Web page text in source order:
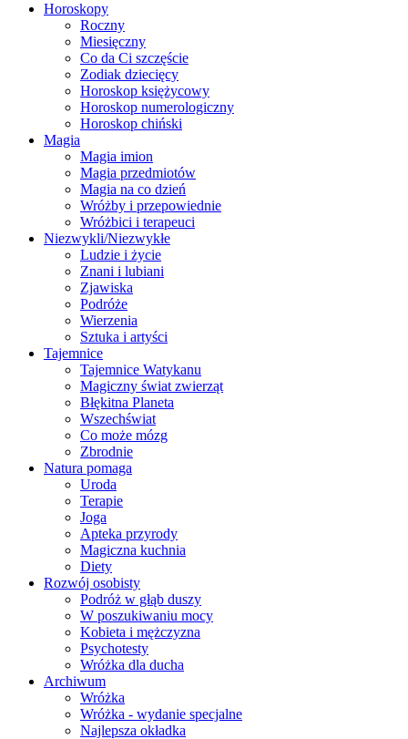
Horoskopy
Roczny
Miesięczny
Co da Ci szczęście
Zodiak dziecięcy
Horoskop księżycowy
Horoskop numerologiczny
Horoskop chiński
Magia
Magia imion
Magia przedmiotów
Magia na co dzień
Wróżby i przepowiednie
Wróżbici i terapeuci
Niezwykli/Niezwykłe
Ludzie i życie
Znani i lubiani
Zjawiska
Podróże
Wierzenia
Sztuka i artyści
Tajemnice
Tajemnice Watykanu
Magiczny świat zwierząt
Błękitna Planeta
Wszechświat
Co może mózg
Zbrodnie
Natura pomaga
Uroda
Terapie
Joga
Apteka przyrody
Magiczna kuchnia
Diety
Rozwój osobisty
Podróż w głąb duszy
W poszukiwaniu mocy
Kobieta i mężczyzna
Psychotesty
Wróżka dla ducha
Archiwum
Wróżka
Wróżka - wydanie specjalne
Najlepsza okładka